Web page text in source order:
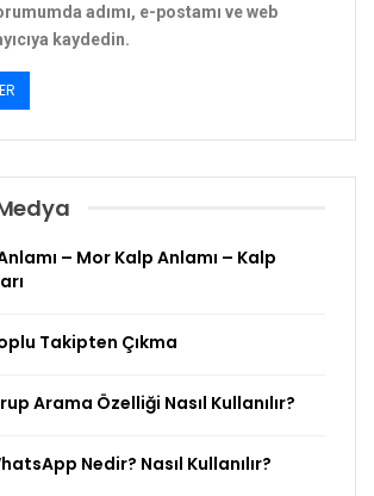
adımı, e-postamı ve web
kaydedin.
– Mor Kalp Anlamı – Kalp
Takipten Çıkma
Arama Özelliği Nasıl Kullanılır?
Nedir? Nasıl Kullanılır?